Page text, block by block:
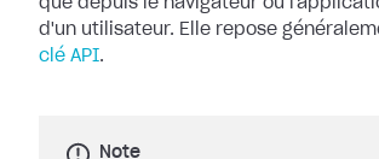
que depuis le navigateur ou
d'un utilisateur. Elle repose
clé API.
Note